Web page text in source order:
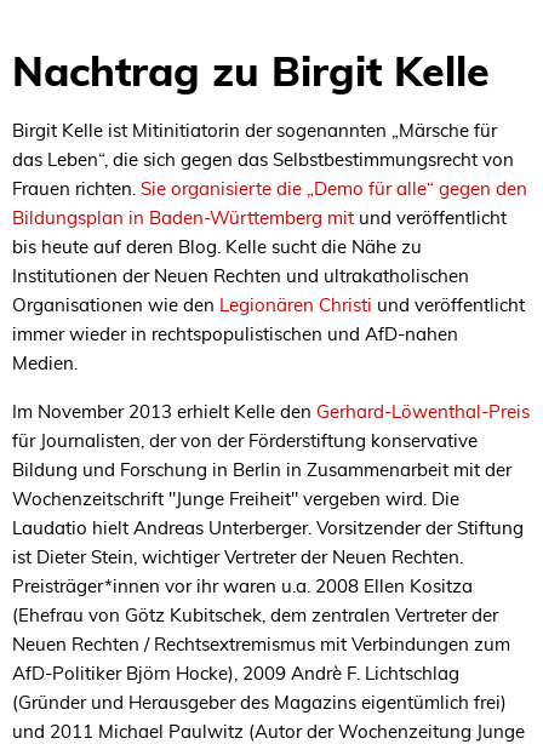
Nachtrag zu Birgit Kelle
Birgit Kelle ist Mitinitiatorin der sogenannten „Märsche für
das Leben“, die sich gegen das Selbstbestimmungsrecht von
Frauen richten. Sie organisierte die „Demo für alle“ gegen den
Bildungsplan in Baden-Württemberg mit und veröffentlicht
bis heute auf deren Blog. Kelle sucht die Nähe zu
Institutionen der Neuen Rechten und ultrakatholischen
Organisationen wie den Legionären Christi und veröffentlicht
immer wieder in rechtspopulistischen und AfD-nahen
Medien.
Im November 2013 erhielt Kelle den Gerhard-Löwenthal-Preis
für Journalisten, der von der Förderstiftung konservative
Bildung und Forschung in Berlin in Zusammenarbeit mit der
Wochenzeitschrift "Junge Freiheit" vergeben wird. Die
Laudatio hielt Andreas Unterberger. Vorsitzender der Stiftung
ist Dieter Stein, wichtiger Vertreter der Neuen Rechten.
Preisträger*innen vor ihr waren u.a. 2008 Ellen Kositza
(Ehefrau von Götz Kubitschek, dem zentralen Vertreter der
Neuen Rechten / Rechtsextremismus mit Verbindungen zum
AfD-Politiker Björn Hocke), 2009 Andrè F. Lichtschlag
(Gründer und Herausgeber des Magazins eigentümlich frei)
und 2011 Michael Paulwitz (Autor der Wochenzeitung Junge